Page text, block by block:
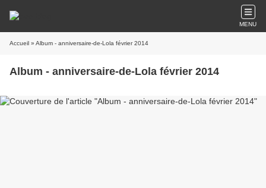
MENU
Accueil » Album - anniversaire-de-Lola février 2014
Album - anniversaire-de-Lola février 2014